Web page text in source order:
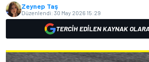
Zeynep Taş
Düzenlendi: 30 May 2026 15:29
TERCIH EDILEN KAYNAK